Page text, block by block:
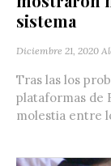
sistema
Diciembre 21, 2020
Tras las los
plataformas de
molestia entre